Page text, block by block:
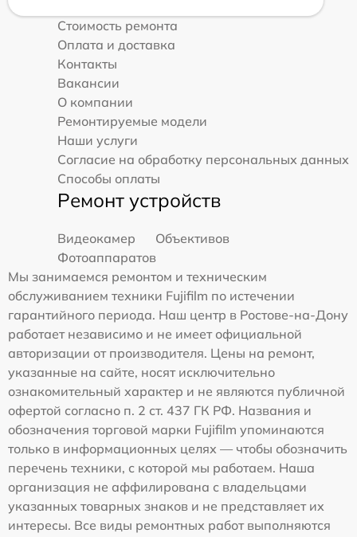
Стоимость ремонта
Оплата и доставка
Контакты
Вакансии
О компании
Ремонтируемые модели
Наши услуги
Согласие на обработку персональных данных
Способы оплаты
Ремонт устройств
Видеокамер
Объективов
Фотоаппаратов
Мы занимаемся ремонтом и техническим
обслуживанием техники Fujifilm по истечении
гарантийного периода. Наш центр в Ростове-на-Дону
работает независимо и не имеет официальной
авторизации от производителя. Цены на ремонт,
указанные на сайте, носят исключительно
ознакомительный характер и не являются публичной
офертой согласно п. 2 ст. 437 ГК РФ. Названия и
обозначения торговой марки Fujifilm упоминаются
только в информационных целях — чтобы обозначить
перечень техники, с которой мы работаем. Наша
организация не аффилирована с владельцами
указанных товарных знаков и не представляет их
интересы. Все виды ремонтных работ выполняются